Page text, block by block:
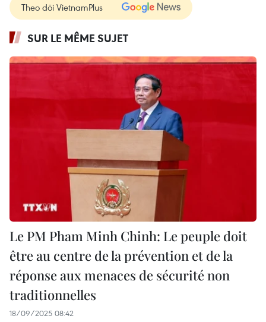
Theo dõi VietnamPlus
SUR LE MÊME SUJET
Le PM Pham Minh Chinh: Le peuple doit
être au centre de la prévention et de la
réponse aux menaces de sécurité non
traditionnelles
18/09/2025 08:42